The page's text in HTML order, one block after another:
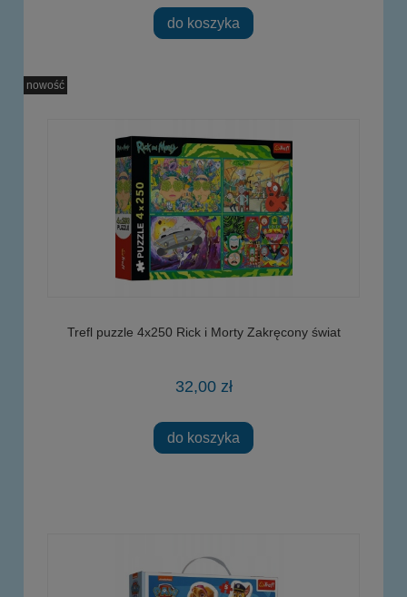
do koszyka
Trefl puzzle 4x250 Rick i Morty Zakręcony świat
32,00 zł
do koszyka
nowość